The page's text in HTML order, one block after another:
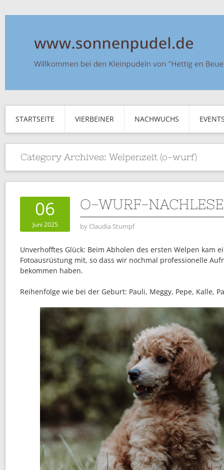
STARTSEITE VIERBEINER NACHWUCHS
Category Archives: Welpenzeit (o-wurf)
06
Juni 2025
O-WURF-NACHLESE
by Claudia Stumpf
Unverhofftes Glück: Beim Abholen des ersten Welpen kam
Fotoausrüstung mit, so dass wir nochmal professionelle
bekommen haben.
Reihenfolge wie bei der Geburt: Pauli, Meggy, Pepe, Kalle,